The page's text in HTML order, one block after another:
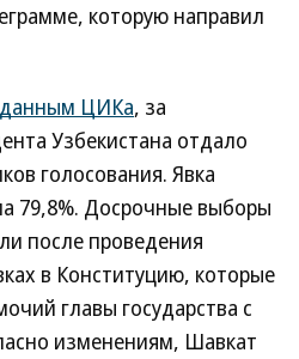
которую направил
данным ЦИКа, за
Узбекистана отдало
голосования. Явка
79,8%. Досрочные выборы
после проведения
в Конституцию, которые
главы государства с
изменениям, Шавкат